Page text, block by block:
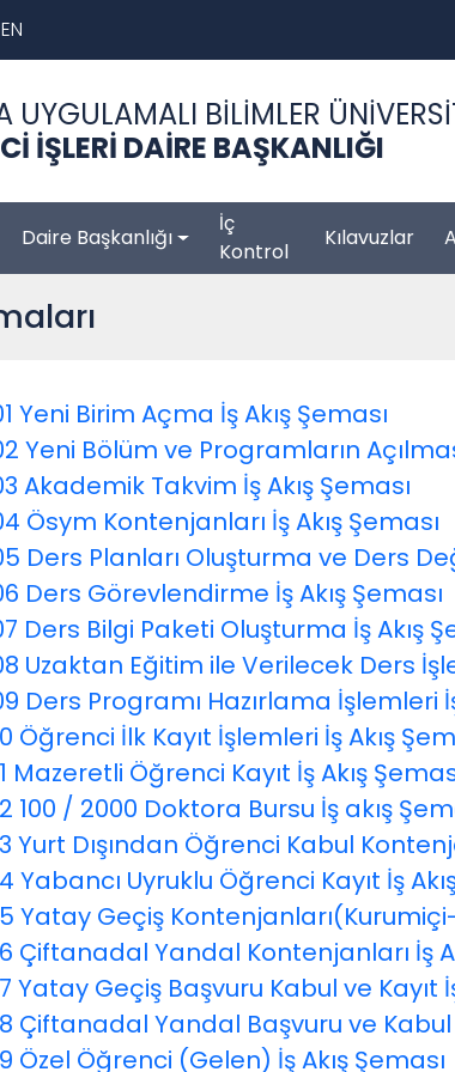
EN
UYGULAMALI BİLİMLER
İŞLERİ DAİRE BAŞKANLIĞI
Daire Başkanlığı
İç
Kontrol
Kılavuzlar
Yeni Birim Açma İş Akış Şeması
Yeni Bölüm ve Programların
Akademik Takvim İş Akış Şeması
Ösym Kontenjanları İş Akış Şeması
Ders Planları Oluşturma ve Ders
Ders Görevlendirme İş Akış Şeması
Ders Bilgi Paketi Oluşturma İş Akış
Uzaktan Eğitim ile Verilecek Ders
Ders Programı Hazırlama İşlemleri
Öğrenci İlk Kayıt İşlemleri İş Akış
Mazeretli Öğrenci Kayıt İş Akış
100 / 2000 Doktora Bursu İş akış
Yurt Dışından Öğrenci Kabul
Yabancı Uyruklu Öğrenci Kayıt İş
Yatay Geçiş
Çiftanadal Yandal Kontenjanları İş
Yatay Geçiş Başvuru Kabul ve Kayıt
Çiftanadal Yandal Başvuru ve Kabul
Özel Öğrenci (Gelen) İş Akış Şeması